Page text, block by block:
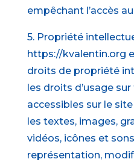
empêchant l’accès
5. Propriété
https://kvalentin.org
droits de propriété
les droits d’usage
accessibles sur le
les textes, images,
vidéos, icônes et
représentation,